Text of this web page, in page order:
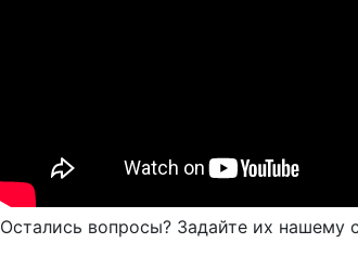
Остались вопросы? Задайте их нашему